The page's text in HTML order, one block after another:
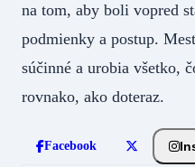
na tom, aby boli vopred
podmienky a postup.
súčinné a urobia všetko,
rovnako, ako doteraz.
Facebook